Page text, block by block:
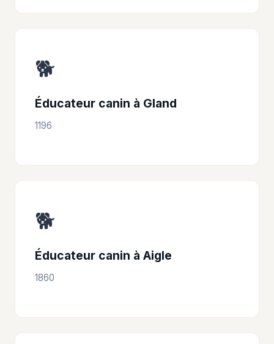
🐕
Éducateur canin à Gland
1196
🐕
Éducateur canin à Aigle
1860